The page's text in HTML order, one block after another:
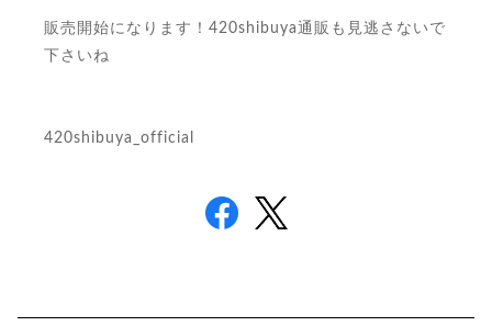
販売開始になります！420shibuya通販も見逃さないで
下さいね
420shibuya_official